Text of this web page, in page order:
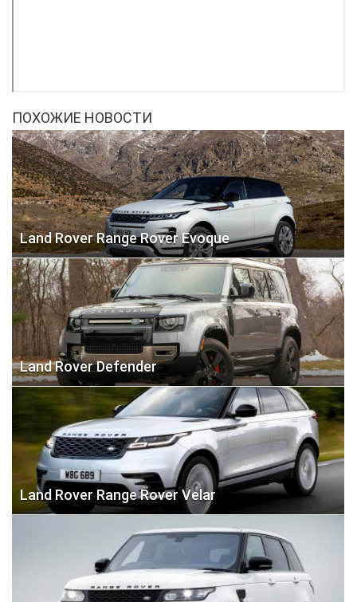
ПОХОЖИЕ НОВОСТИ
Land Rover Range Rover Evoque
Land Rover Defender
Land Rover Range Rover Velar